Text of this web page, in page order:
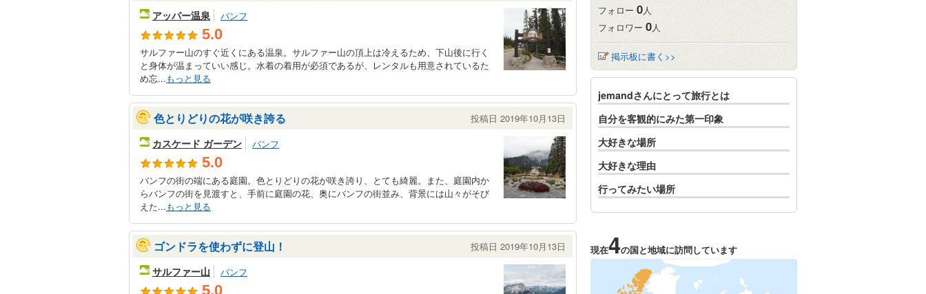
アッパー温泉 バンフ
5.0
サルファー山のすぐ近くにある温泉。サルファー山の頂上は冷えるため、下山後に行く
と身体が温まっていい感じ。水着の着用が必須であるが、レンタルも用意されているた
め忘...もっと見る
色とりどりの花が咲き誇る 投稿日 2019年10月13日
カスケード ガーデン バンフ
5.0
バンフの街の端にある庭園。色とりどりの花が咲き誇り、とても綺麗。また、庭園内か
らバンフの街を見渡すと、手前に庭園の花、奥にバンフの街並み、背景には山々がそび
えた...もっと見る
ゴンドラを使わずに登山！ 投稿日 2019年10月13日
サルファー山 バンフ
5.0
フォロー 0人
フォロワー 0人
掲示板に書く>>
jemandさんにとって旅行とは
自分を客観的にみた第一印象
大好きな場所
大好きな理由
行ってみたい場所
現在4の国と地域に訪問しています